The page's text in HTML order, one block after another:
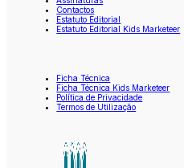
Contactos
Estatuto Editorial
Estatuto Editorial Kids Marketeer
Ficha Técnica
Ficha Técnica Kids Marketeer
Política de Privacidade
Termos de Utilização